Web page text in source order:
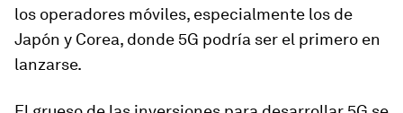
los operadores móviles, especialmente los de
Japón y Corea, donde 5G podría ser el primero en
lanzarse.